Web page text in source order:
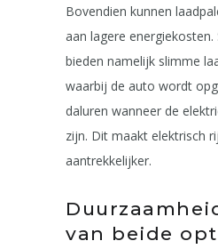
Bovendien kunnen
aan lagere
bieden namelijk slimme
waarbij de auto wordt
daluren wanneer de
zijn. Dit maakt elektrisch
aantrekkelijker.
van beide